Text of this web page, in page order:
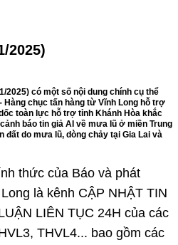
2025)
2025) có một số nội dung chính cụ thể
chục tấn hàng từ Vĩnh Long hỗ trợ
toàn lực hỗ trợ tỉnh Khánh Hòa khắc
báo tin giả AI về mưa lũ ở miền Trung
đất do mưa lũ, dòng chảy tại Gia Lai và
thức của Báo và phát
là kênh CẬP NHẬT TIN
LIÊN TỤC 24H của các
THVL4... bao gồm các